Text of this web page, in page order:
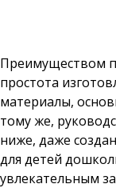
Преимуществом
простота
материалы,
тому же,
ниже, даже
для детей
увлекательным